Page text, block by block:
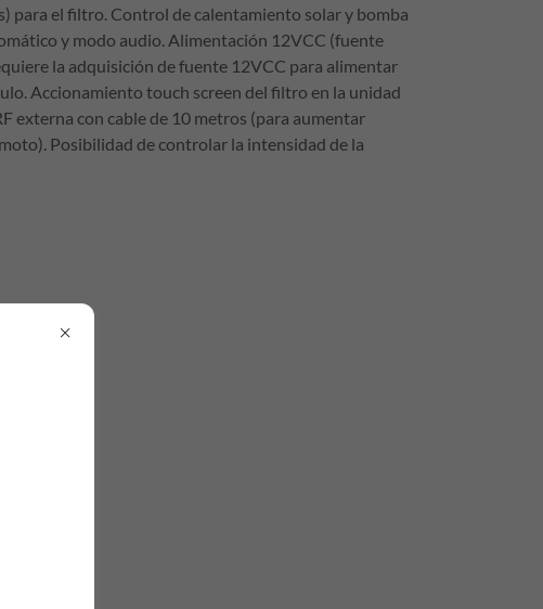
para el filtro. Control de calentamiento solar y bomba
y modo audio. Alimentación 12VCC (fuente
la adquisición de fuente 12VCC para alimentar
Accionamiento touch screen del filtro en la unidad
externa con cable de 10 metros (para aumentar
Posibilidad de controlar la intensidad de la